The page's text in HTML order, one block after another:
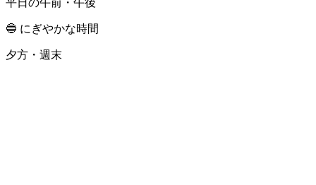
平日の午前・午後
🔵 にぎやかな時間
夕方・週末